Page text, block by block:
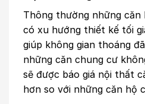
Thông thường những căn
có xu hướng thiết kế tối
giúp không gian thoáng
những căn chung cư
sẽ được báo giá nội thất
hơn so với những căn hộ